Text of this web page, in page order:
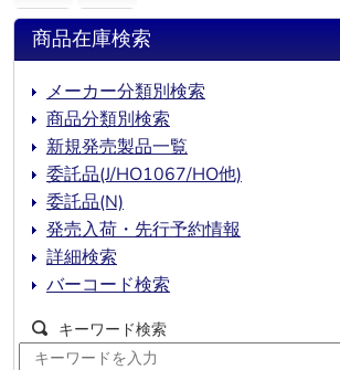
商品在庫検索
メーカー分類別検索
商品分類別検索
新規発売製品一覧
委託品(J/HO1067/HO他)
委託品(N)
発売入荷・先行予約情報
詳細検索
バーコード検索
キーワード検索